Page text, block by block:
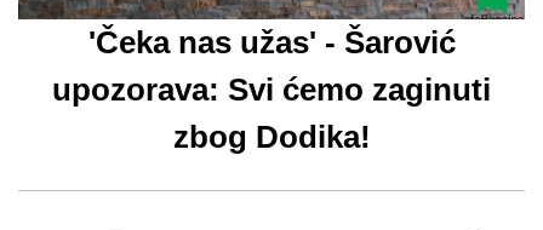
'Čeka nas užas' - Šarović
upozorava: Svi ćemo zaginuti
zbog Dodika!